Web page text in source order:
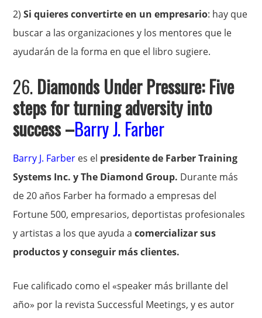
2)Si quieres convertirte en un empresario: hay que
buscar a las organizaciones y los mentores que le
ayudarán de la forma en que el libro sugiere.
26. Diamonds Under Pressure: Five
steps for turning adversity into
success–Barry J. Farber
Barry J. Farber es el presidente de Farber Training
Systems Inc. y The Diamond Group. Durante más
de 20 años Farber ha formado a empresas del
Fortune 500, empresarios, deportistas profesionales
y artistas a los que ayuda acomercializar sus
productos y conseguir más clientes.
Fue calificado como el «speaker más brillante del
año» por la revista Successful Meetings, y es autor